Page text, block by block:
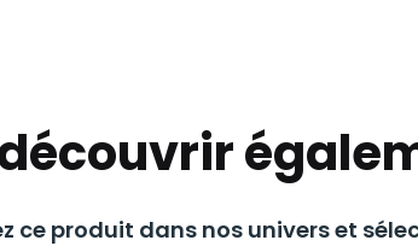
ce produit dans nos univers et